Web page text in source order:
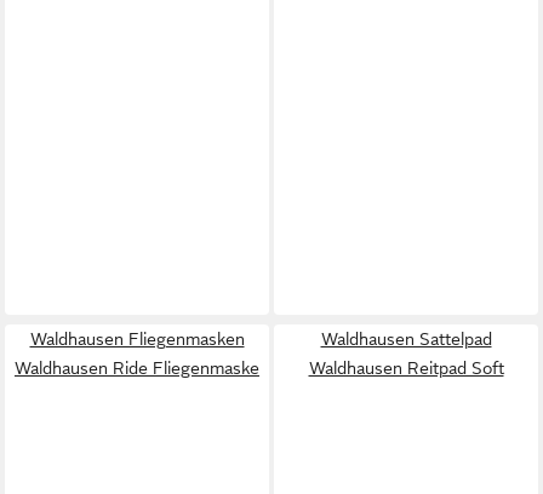
Waldhausen Fliegenmasken
Waldhausen Ride Fliegenmaske
Waldhausen Sattelpad
Waldhausen Reitpad Soft